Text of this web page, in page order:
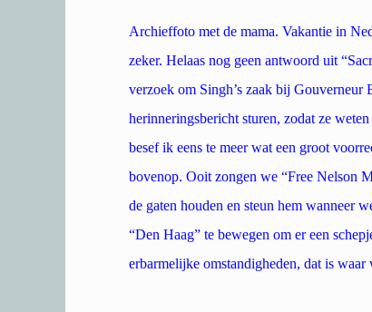
Archieffoto met de mama. Vakantie in
zeker. Helaas nog geen antwoord uit
verzoek om Singh’s zaak bij Gouverneur
herinneringsbericht sturen, zodat ze
besef ik eens te meer wat een groot
bovenop. Ooit zongen we “Free Nelson
de gaten houden en steun hem wanneer
“Den Haag” te bewegen om er een
erbarmelijke omstandigheden, dat is